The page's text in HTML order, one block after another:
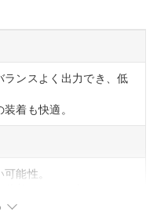
ランスよく出力でき、低
着も快適。
能性。